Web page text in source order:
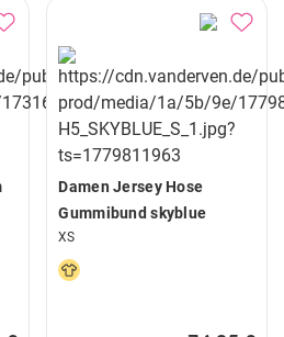
Damen Jersey Hose
Gummibund skyblue
XS